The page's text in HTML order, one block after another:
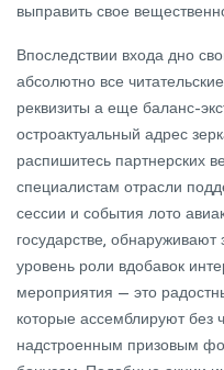
выправить свое
Впоследствии входа дно
абсолютно все
реквизиты а еще баланс-
остроактуальный адрес
распишитесь партнерских
специалистам отрасли
сессии и события лото
государстве,
уровень роли вдобавок
мероприятия — это
которые ассемблируют без
надстроенным призовым